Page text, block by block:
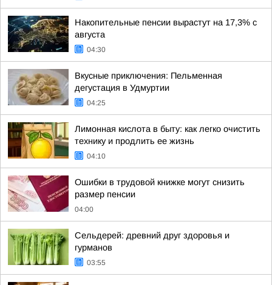
Накопительные пенсии вырастут на 17,3% с
августа
04:30
Вкусные приключения: Пельменная
дегустация в Удмуртии
04:25
Лимонная кислота в быту: как легко очистить
технику и продлить ее жизнь
04:10
Ошибки в трудовой книжке могут снизить
размер пенсии
04:00
Сельдерей: древний друг здоровья и
гурманов
03:55